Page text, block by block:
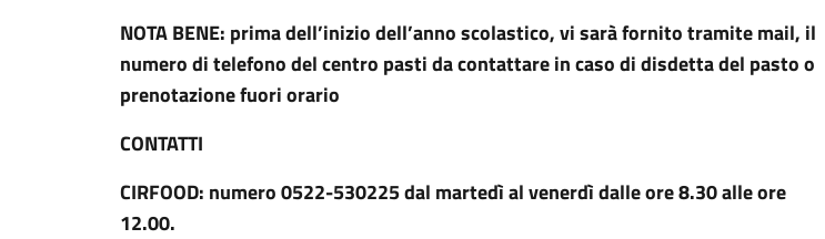
NOTA BENE: prima dell’inizio dell’anno scolastico, vi sarà fornito tramite mail, il
numero di telefono del centro pasti da contattare in caso di disdetta del pasto o
prenotazione fuori orario
CONTATTI
CIRFOOD: numero 0522-530225 dal martedì al venerdì dalle ore 8.30 alle ore
12.00.